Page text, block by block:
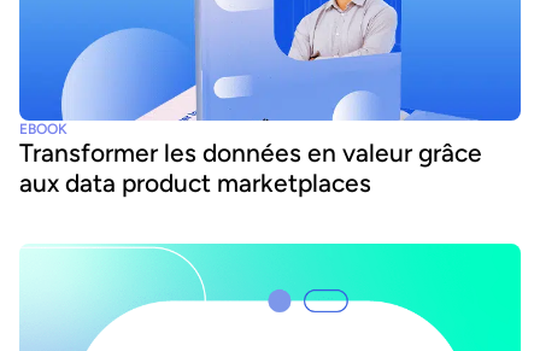
EBOOK
Transformer les données en valeur grâce
aux data product marketplaces